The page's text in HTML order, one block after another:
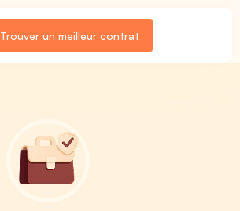
Trouver un meilleur contrat